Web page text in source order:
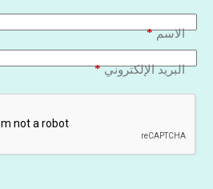
الاسم*
البريد الإلكتروني*